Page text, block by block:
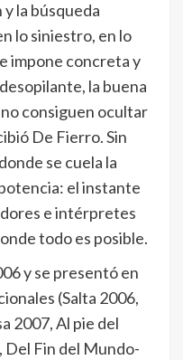
la búsqueda
lo siniestro, en lo
impone concreta y
la buena
consiguen ocultar
De Fierro. Sin
se cuela la
el instante
e intérpretes
todo es posible.
y se presentó en
(Salta 2006,
2007, Al pie del
Del Fin del Mundo-